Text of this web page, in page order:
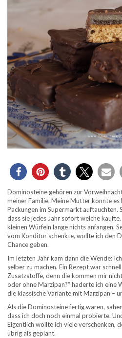
Dominosteine gehören zur
meiner Familie. Meine Mutter konnte
Packungen im Supermarkt auftauchten.
dass sie jedes Jahr sofort welche
kleinen Würfeln lange nichts anfangen.
vom Konditor schenkte, wollte ich den
Chance geben.
Im letzten Jahr kam dann die Wende:
selber zu machen. Ein Rezept war
Zusatzstoffe, denn die kommen mir
oder ohne Marzipan?“ haderte ich eine
die klassische Variante mit Marzipan –
Als die Dominosteine fertig waren,
dass ich doch noch einmal probierte.
Eigentlich wollte ich viele verschenken,
übrig als geplant.